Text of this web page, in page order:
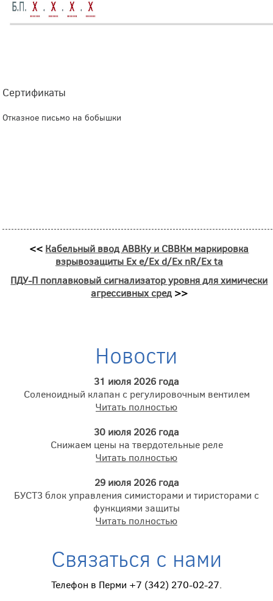
Сертификаты
Отказное письмо на бобышки
<< Кабельный ввод АВВКу и СВВКм маркировка
взрывозащиты Ex e/Ex d/Ex nR/Ex ta
ПДУ-П поплавковый сигнализатор уровня для химически
агрессивных сред>>
Новости
31 июля 2026 года
Соленоидный клапан с регулировочным вентилем
Читать полностью
30 июля 2026 года
Снижаем цены на твердотельные реле
Читать полностью
29 июля 2026 года
БУСТ3 блок управления симисторами и тиристорами с
функциями защиты
Читать полностью
Связаться с нами
Телефон в Перми +7 (342) 270-02-27.